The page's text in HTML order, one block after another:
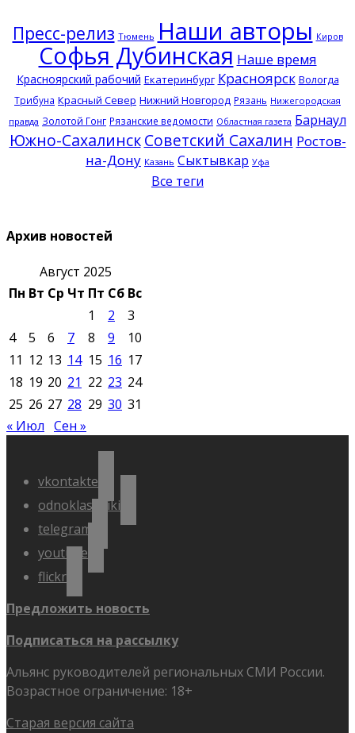
Пресс-релиз Тюмень Наши авторы Киров
Софья Дубинская Наше время
Красноярский рабочий Екатеринбург Красноярск Вологда
Трибуна Красный Север Нижний Новгород Рязань Нижегородская
правда Золотой Гонг Рязанские ведомости Областная газета Барнаул
Южно-Сахалинск Советский Сахалин Ростов-
на-Дону Казань Сыктывкар Уфа
Все теги
Архив новостей
Август 2025
Пн Вт Ср Чт Пт Сб Вс
1
2
3
4
5 6 7 8 9
10
11 12 13 14 15 16 17
18 19 20 21 22 23 24
25 26 27 28 29 30 31
« Июл Сен »
vkontakte
odnoklassniki
telegram
youtube
flickr
Предложить новость
Подписаться на рассылку
Альянс руководителей региональных СМИ России.
Возрастное ограничение: 18+
Старая версия сайта